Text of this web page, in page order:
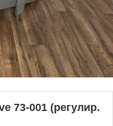
73-001 (регулир.